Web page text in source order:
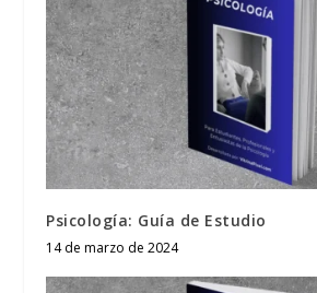
Psicología: Guía de Estudio
14 de marzo de 2024